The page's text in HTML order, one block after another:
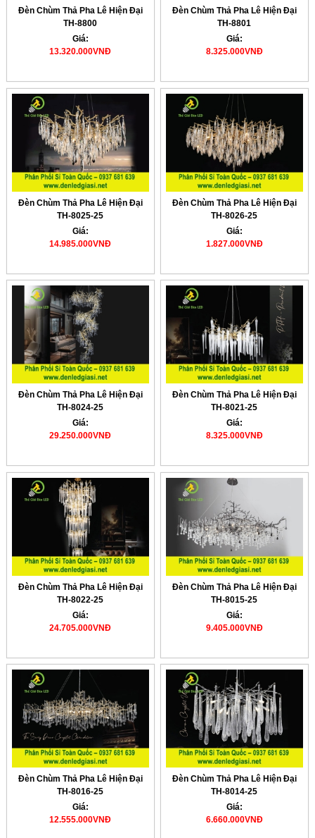
Đèn Chùm Thả Pha Lê Hiện Đại
TH-8800
Giá:
13.320.000VNĐ
Đèn Chùm Thả Pha Lê Hiện Đại
TH-8801
Giá:
8.325.000VNĐ
Đèn Chùm Thả Pha Lê Hiện Đại
TH-8025-25
Giá:
14.985.000VNĐ
Đèn Chùm Thả Pha Lê Hiện Đại
TH-8026-25
Giá:
1.827.000VNĐ
Đèn Chùm Thả Pha Lê Hiện Đại
TH-8024-25
Giá:
29.250.000VNĐ
Đèn Chùm Thả Pha Lê Hiện Đại
TH-8021-25
Giá:
8.325.000VNĐ
Đèn Chùm Thả Pha Lê Hiện Đại
TH-8022-25
Giá:
24.705.000VNĐ
Đèn Chùm Thả Pha Lê Hiện Đại
TH-8015-25
Giá:
9.405.000VNĐ
Đèn Chùm Thả Pha Lê Hiện Đại
TH-8016-25
Giá:
12.555.000VNĐ
Đèn Chùm Thả Pha Lê Hiện Đại
TH-8014-25
Giá:
6.660.000VNĐ